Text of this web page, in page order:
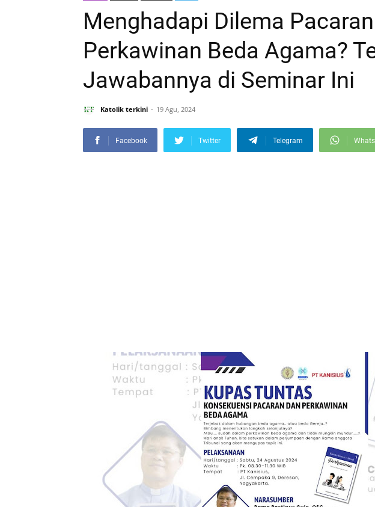
Menghadapi Dilema
Perkawinan Beda Agama?
Jawabannya di Seminar Ini
Katolik terkini 19 Agu, 2024
Facebook Twitter Telegram